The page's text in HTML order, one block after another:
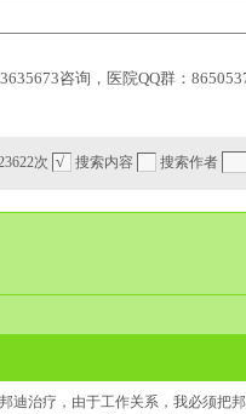
咨询，医院QQ群：
次 搜索内容 搜索作者
迪治疗，由于工作关系，我必须把